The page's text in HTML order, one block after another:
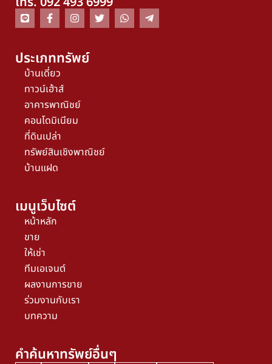
ประเภททรัพย์
บ้านเดี่ยว
ทาวน์เฮ้าส์
อาคารพาณิชย์
คอนโดมิเนียม
ที่ดินเปล่า
ทรัพย์สินเชิงพาณิชย์
บ้านแฝด
เมนูเว็บไซต์
หน้าหลัก
ขาย
ให้เช่า
ทีมเอเจนต์
ผลงานการขาย
ร่วมงานกับเรา
บทความ
คำค้นหาทรัพย์อื่นๆ